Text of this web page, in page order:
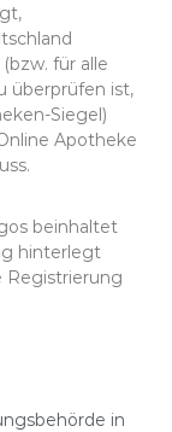
für alle
überprüfen ist,
Siegel)
Apotheke
beinhaltet
hinterlegt
Registrierung
in